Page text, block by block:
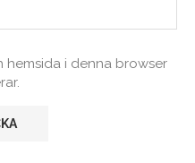
hemsida i denna browser